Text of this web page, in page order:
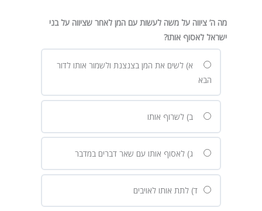
מה ה’ ציווה על משה לעשות עם המן לאחר שציווה על בני
ישראל לאסוף אותו?
א) לשים את המן בצנצנת ולשמור אותו לדור
הבא
ב) לשרוף אותו
ג) לאסוף אותו עם שאר דברים במדבר
ד) לתת אותו לאויבים